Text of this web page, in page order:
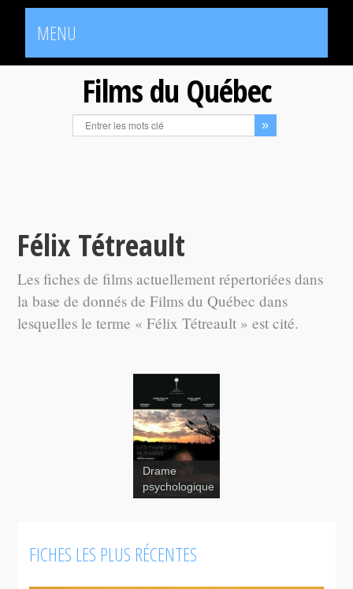
MENU
Films du Québec
Félix Tétreault
Les fiches de films actuellement répertoriées dans
la base de donnés de Films du Québec dans
lesquelles le terme « Félix Tétreault » est cité.
Drame
psychologique
FICHES LES PLUS RÉCENTES